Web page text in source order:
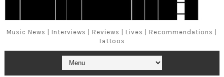
Music News | Interviews | Reviews | Lives | Recommendations |
Tattoos